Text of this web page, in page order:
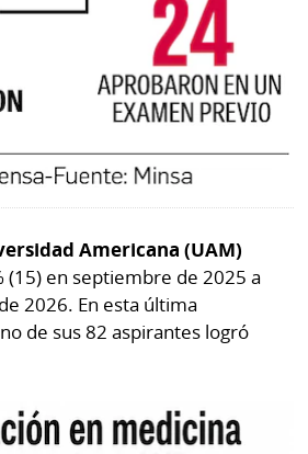
Americana (UAM)
(15) en septiembre de 2025 a
2026. En esta última
de sus 82 aspirantes logró